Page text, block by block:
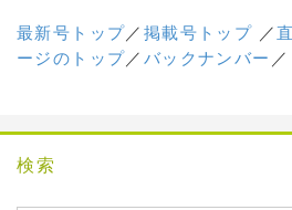
最新号トップ／ 掲載号トップ ／
ージのトップ／ バックナンバー
検索